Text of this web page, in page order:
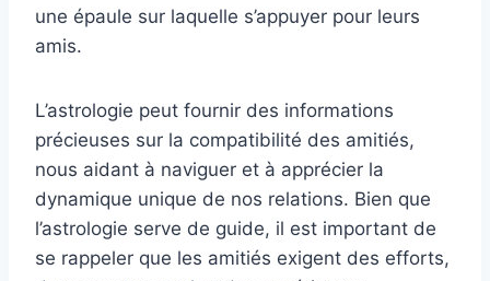
une épaule sur laquelle s’appuyer pour leurs
amis.
L’astrologie peut fournir des informations
précieuses sur la compatibilité des amitiés,
nous aidant à naviguer et à apprécier la
dynamique unique de nos relations. Bien que
l’astrologie serve de guide, il est important de
se rappeler que les amitiés exigent des efforts,